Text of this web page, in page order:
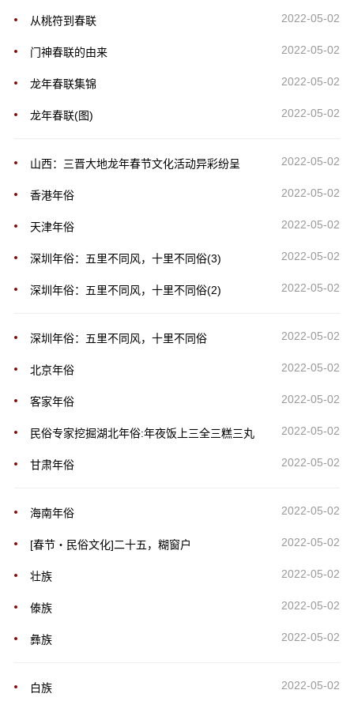
从桃符到春联 2022-05-02
门神春联的由来 2022-05-02
龙年春联集锦 2022-05-02
龙年春联(图) 2022-05-02
山西：三晋大地龙年春节文化活动异彩纷呈 2022-05-02
香港年俗 2022-05-02
天津年俗 2022-05-02
深圳年俗：五里不同风，十里不同俗(3) 2022-05-02
深圳年俗：五里不同风，十里不同俗(2) 2022-05-02
深圳年俗：五里不同风，十里不同俗 2022-05-02
北京年俗 2022-05-02
客家年俗 2022-05-02
民俗专家挖掘湖北年俗:年夜饭上三全三糕三丸 2022-05-02
甘肃年俗 2022-05-02
海南年俗 2022-05-02
[春节・民俗文化]二十五，糊窗户 2022-05-02
壮族 2022-05-02
傣族 2022-05-02
彝族 2022-05-02
白族 2022-05-02